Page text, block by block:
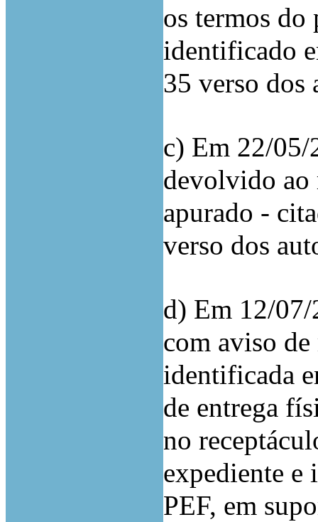
os termos do
identificado
35 verso dos
c) Em 22/
devolvido ao
apurado -
verso dos
d) Em 12/
com aviso de
identificada
de entrega
no
expediente e
PEF, em